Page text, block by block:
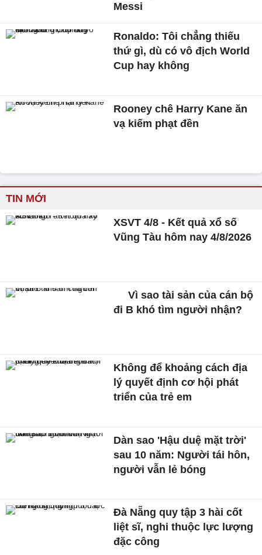
Messi
Ronaldo: Tôi chẳng thiếu
thứ gì, dù có vô địch World
Cup hay không
Rooney chê Harry Kane ăn
vạ kiếm phạt đền
TIN MỚI
XSVT 4/8 - Kết quả xổ số
Vũng Tàu hôm nay 4/8/2026
Vì sao tài sản của cán bộ
đi B khó tìm người nhận?
Không để khoảng cách địa
lý quyết định cơ hội phát
triển của trẻ em
Dàn sao 'Hậu duệ mặt trời'
sau 10 năm: Người tái hôn,
người vẫn lẻ bóng
Đà Nẵng quy tập 3 hài cốt
liệt sĩ, nghi thuộc lực lượng
đặc công